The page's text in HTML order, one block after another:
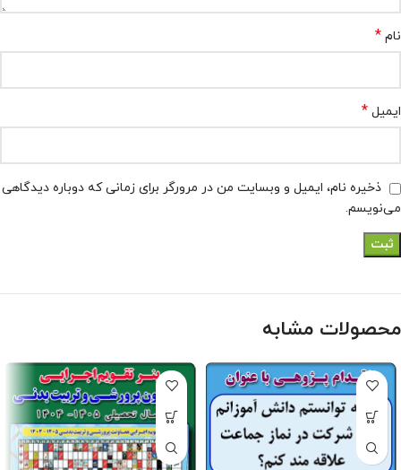
نام *
ایمیل *
ذخیره نام، ایمیل و وبسایت من در مرورگر برای زمانی که دوباره دیدگاهی
می‌نویسم.
محصولات مشابه